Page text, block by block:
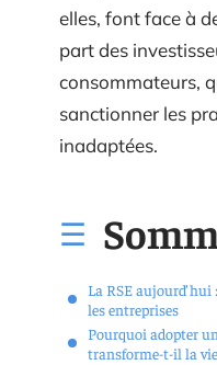
elles, font face à
part des
consommateurs,
sanctionner les
inadaptées.
La RSE
les entreprises
Pourquoi adopter
transforme-t-il la vie